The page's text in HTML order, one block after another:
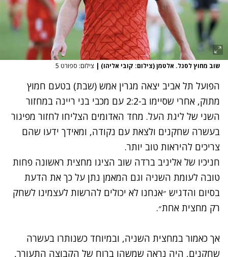
שוב מחוץ לסגל. אלטמן (צילום: קובי אליהו) | צילום: ספורט 5
הפועל תל אביב יצאה מגרין אמש (שבת) בטעם חמוץ
מתוק, אחרי שסיימו ב-2:2 עם מכבי בני ריינה במחזור
השני של ליגת העל. מחד האדומים הצליחו לחזור מפיגור
בעשרה שחקנים ולצאת עם נקודה, ומאידך ידעו שהם
צריכים להיראות טוב יותר.
חניכיו של אליניב ברדה שוב הציגו מחצית ראשונה פחות
טובה לעומת השניה וגם המאמן נתן על כך את הדעת
בסיום והדגיש ״אנחנו לא יכולים להרשות לעצמינו לשחק
רק מחצית אחת״.
אך כאמור במחצית השניה, ובמיוחד כשנותרו בעשרה
שחקנים, היה נראה שמשהו ברוח של הקבוצה התעורר,